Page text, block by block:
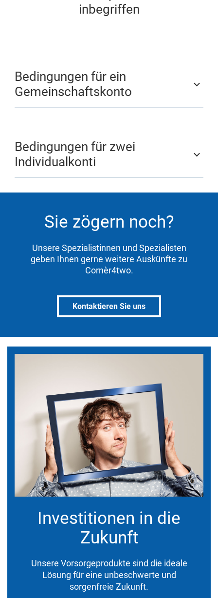
inbegriffen
Bedingungen für ein
Gemeinschaftskonto
Bedingungen für zwei
Individualkonti
Sie zögern noch?
Unsere Spezialistinnen und Spezialisten
geben Ihnen gerne weitere Auskünfte zu
Cornèr4two.
Kontaktieren Sie uns
Investitionen in die
Zukunft
Unsere Vorsorgeprodukte sind die ideale
Lösung für eine unbeschwerte und
sorgenfreie Zukunft.